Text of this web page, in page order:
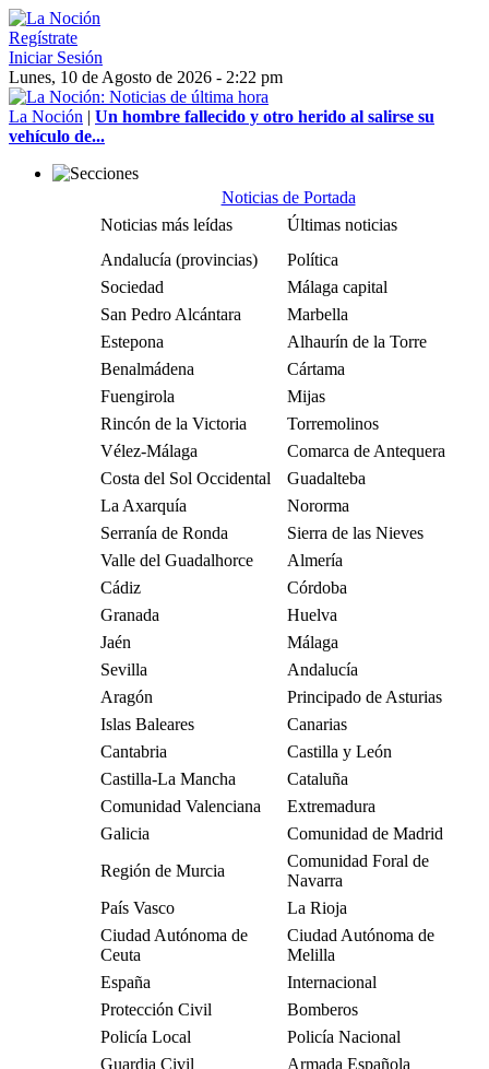
Regístrate
Iniciar Sesión
Lunes, 10 de Agosto de 2026 - 2:22 pm
La Noción | Un hombre fallecido y otro herido al salirse su
vehículo de...
Noticias de Portada
Noticias más leídas
Últimas noticias
Andalucía (provincias)
Política
Sociedad
Málaga capital
San Pedro Alcántara
Marbella
Estepona
Alhaurín de la Torre
Benalmádena
Cártama
Fuengirola
Mijas
Rincón de la Victoria
Torremolinos
Vélez-Málaga
Comarca de Antequera
Costa del Sol Occidental
Guadalteba
La Axarquía
Nororma
Serranía de Ronda
Sierra de las Nieves
Valle del Guadalhorce
Almería
Cádiz
Córdoba
Granada
Huelva
Jaén
Málaga
Sevilla
Andalucía
Aragón
Principado de Asturias
Islas Baleares
Canarias
Cantabria
Castilla y León
Castilla-La Mancha
Cataluña
Comunidad Valenciana
Extremadura
Galicia
Comunidad de Madrid
Región de Murcia
Comunidad Foral de
Navarra
País Vasco
La Rioja
Ciudad Autónoma de
Ceuta
Ciudad Autónoma de
Melilla
España
Internacional
Protección Civil
Bomberos
Policía Local
Policía Nacional
Guardia Civil
Armada Española